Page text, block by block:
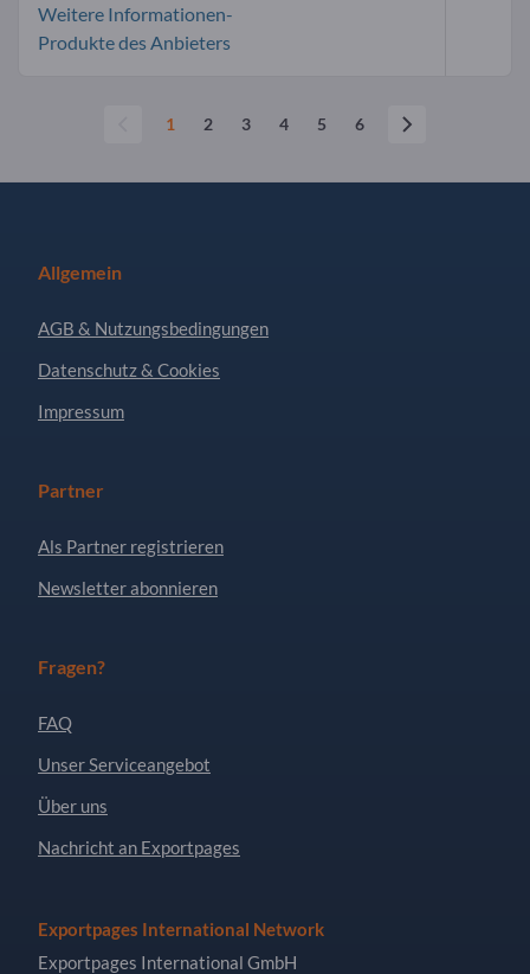
Weitere Informationen-
Produkte des Anbieters
1 2 3 4 5 6
Allgemein
AGB & Nutzungsbedingungen
Datenschutz & Cookies
Impressum
Partner
Als Partner registrieren
Newsletter abonnieren
Fragen?
FAQ
Unser Serviceangebot
Über uns
Nachricht an Exportpages
Exportpages International Network
Exportpages International GmbH